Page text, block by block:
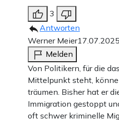
3
Antworten
Werner Meier
Melden
Von Politikern, für die
Mittelpunkt steht,
träumen. Bisher hat er
Immigration gestoppt
oft schwer kriminelle